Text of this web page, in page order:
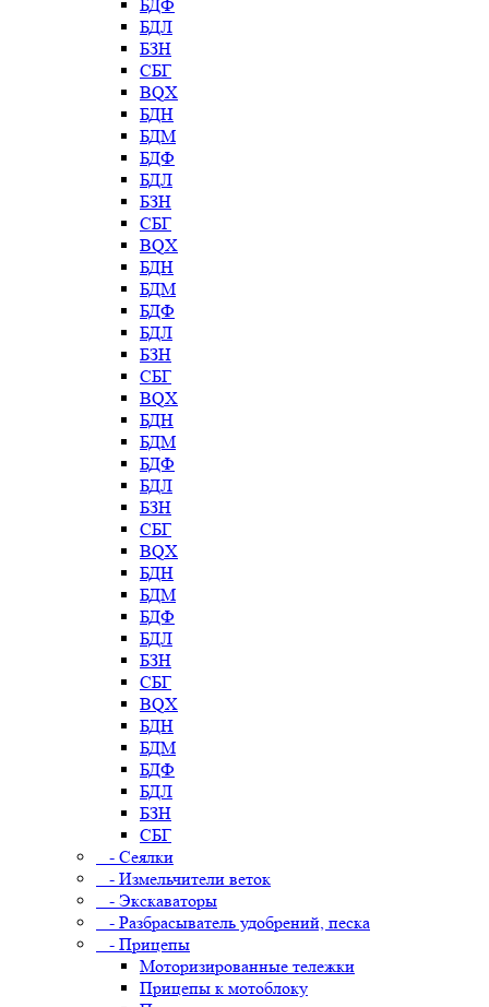
БДФ
БДЛ
БЗН
СБГ
BQX
БДН
БДМ
БДФ
БДЛ
БЗН
СБГ
BQX
БДН
БДМ
БДФ
БДЛ
БЗН
СБГ
BQX
БДН
БДМ
БДФ
БДЛ
БЗН
СБГ
BQX
БДН
БДМ
БДФ
БДЛ
БЗН
СБГ
BQX
БДН
БДМ
БДФ
БДЛ
БЗН
СБГ
- Сеялки
- Измельчители веток
- Экскаваторы
- Разбрасыватель удобрений, песка
- Прицепы
Моторизированные тележки
Прицепы к мотоблоку